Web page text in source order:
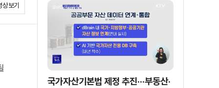
보기
국가자산기본법 제정 추진···부동산·